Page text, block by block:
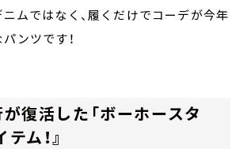
ムではなく、履くだけでコーデが今年
ンツです！
が復活した「ボーホースタ
ム！』